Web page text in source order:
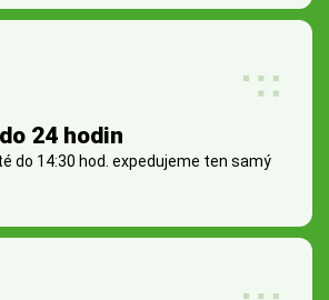
24 hodin
do 14:30 hod. expedujeme ten samý